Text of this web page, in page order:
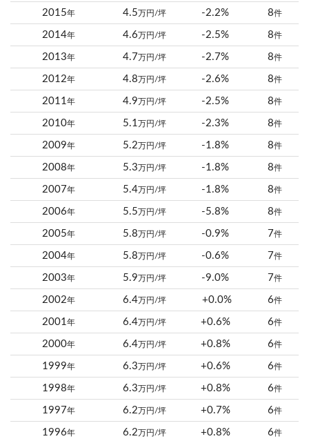
2015年 4.5 万円/坪 -2.2% 8件
2014年 4.6 万円/坪 -2.5% 8件
2013年 4.7 万円/坪 -2.7% 8件
2012年 4.8 万円/坪 -2.6% 8件
2011年 4.9 万円/坪 -2.5% 8件
2010年 5.1 万円/坪 -2.3% 8件
2009年 5.2 万円/坪 -1.8% 8件
2008年 5.3 万円/坪 -1.8% 8件
2007年 5.4万円/坪 -1.8% 8件
2006年 5.5 万円/坪 -5.8% 8件
2005年 5.8 万円/坪 -0.9% 7件
2004年 5.8 万円/坪 -0.6% 7件
2003年 5.9 万円/坪 -9.0% 7件
2002年 6.4万円/坪 +0.0% 6件
2001年 6.4万円/坪 +0.6% 6件
2000年 6.4万円/坪 +0.8% 6件
1999年 6.3 万円/坪 +0.6% 6件
1998年 6.3 万円/坪 +0.8% 6件
1997年 6.2 万円/坪 +0.7% 6件
1996年 6.2 万円/坪 +0.8% 6件